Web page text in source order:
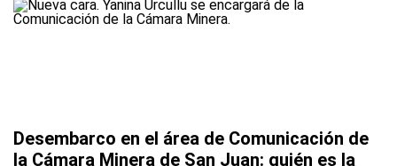
Desembarco en el área de Comunicación de
la Cámara Minera de San Juan: quién es la